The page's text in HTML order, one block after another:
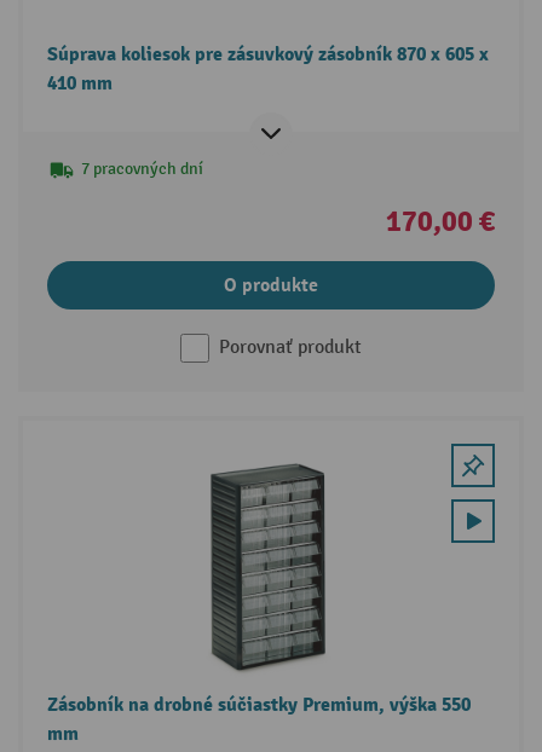
Súprava koliesok pre zásuvkový zásobník 870 x 605 x
410 mm
7 pracovných dní
170,00 €
O produkte
Porovnať produkt
Zásobník na drobné súčiastky Premium, výška 550
mm